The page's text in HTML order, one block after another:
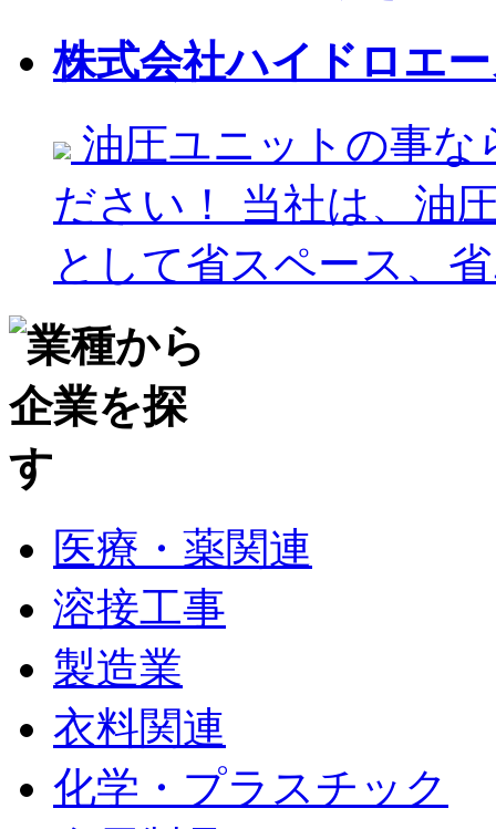
株式会社ハイドロエ
油圧ユニットの事
ださい！ 当社は、油
として省スペース、
医療・薬関連
溶接工事
製造業
衣料関連
化学・プラスチック